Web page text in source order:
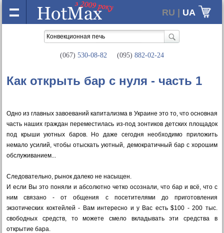
RU | UA
(067) 530-08-82 (095) 882-02-24
Как открыть бар с нуля - часть 1
Одно из главных завоеваний капитализма в Украине это то, что основная
часть наших граждан переместилась из-под зонтиков детских площадок
под крыши уютных баров. Но даже сегодня необходимо приложить
немало усилий, чтобы отыскать уютный, демократичный бар с хорошим
обслуживанием...
Следовательно, рынок далеко не насыщен.
И если Вы это поняли и абсолютно четко осознали, что бар и всё, что с
ним связано - от общения с посетителями до приготовления
экзотических коктейлей - Вам интересно и у Вас есть $100 - 200 тыс.
свободных средств, то можете смело вкладывать эти средства в
открытие бара.